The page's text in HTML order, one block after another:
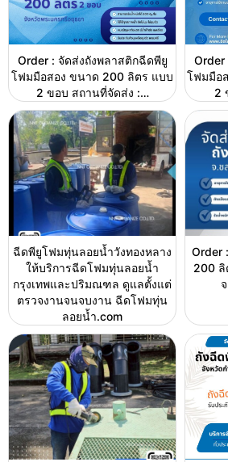
Order : จัดส่งถังพลาสติกฉีดพียู
โฟมมือสอง ขนาด 200 ลิตร แบบ
2 ขอบ สถานที่จัดส่ง :…
Order
โฟมมือ
2
ฉีดพียูโฟมทุ่นลอยน้ำวังทองหลาง
ให้บริการฉีดโฟมทุ่นลอยน้ำ
กรุงเทพและปริมณฑล ดูแลตั้งแต่
ตรวจงานจนจบงาน ฉีดโฟมทุ่น
ลอยน้ำ.com
Order
200